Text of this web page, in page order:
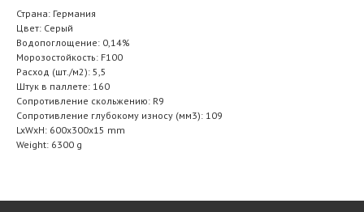
Страна: Германия
Цвет: Серый
Водопоглощение: 0,14%
Морозостойкость: F100
Расход (шт./м2): 5,5
Штук в паллете: 160
Сопротивление скольжению: R9
Сопротивление глубокому износу (мм3): 109
LxWxH: 600x300x15 mm
Weight: 6300 g